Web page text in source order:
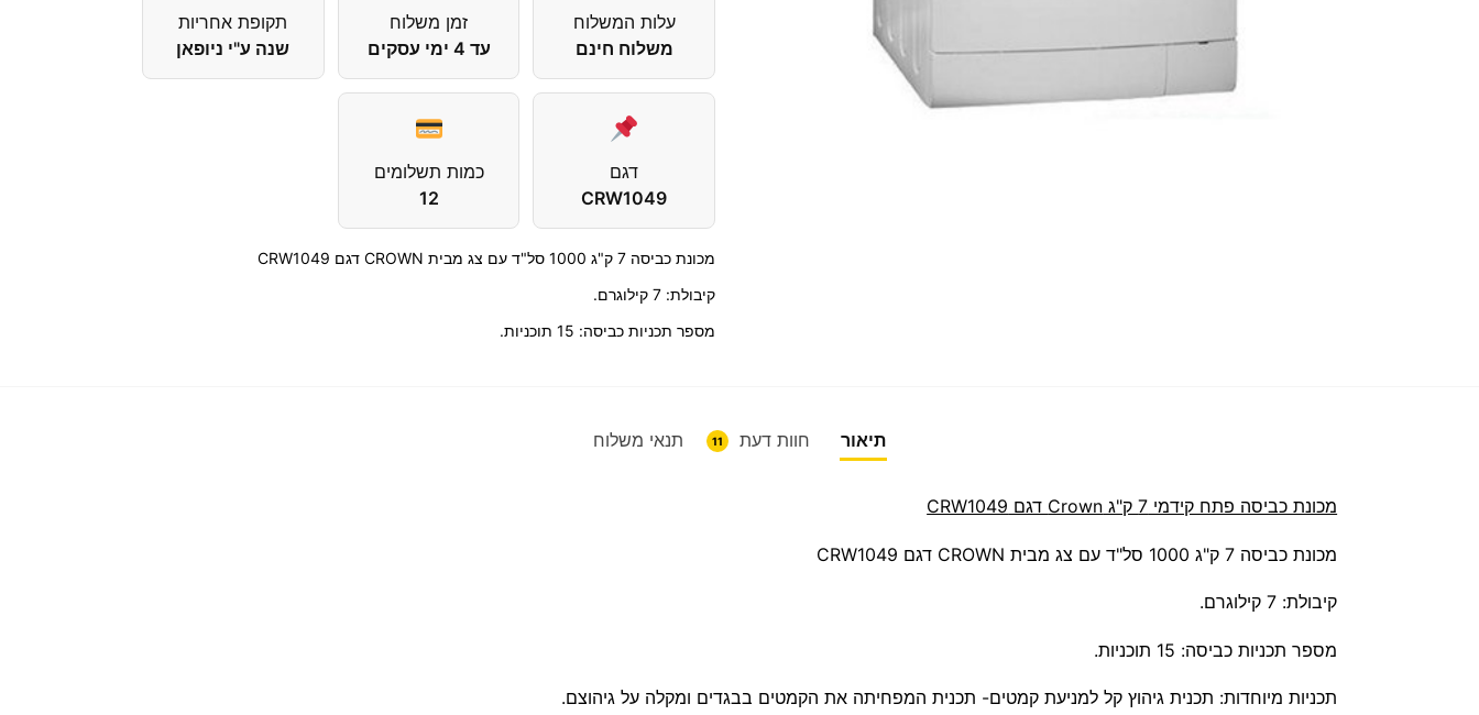
עלות המשלוח
משלוח חינם
זמן משלוח
עד 4 ימי עסקים
תקופת אחריות
שנה ע"י ניופאן
דגם
CRW1049
כמות תשלומים
12
מכונת כביסה 7 ק"ג 1000 סל"ד עם צג מבית CROWN דגם CRW1049
קיבולת: 7 קילוגרם.
מספר תכניות כביסה: 15 תוכניות.
תיאור חוות דעת 11 תנאי משלוח
מכונת כביסה ‏פתח קידמי 7 ‏ק"ג Crown דגם CRW1049
מכונת כביסה 7 ק"ג 1000 סל"ד עם צג מבית CROWN דגם CRW1049
קיבולת: 7 קילוגרם.
מספר תכניות כביסה: 15 תוכניות.
תכניות מיוחדות: תכנית גיהוץ קל למניעת קמטים- תכנית המפחיתה את הקמטים בבגדים ומקלה על גיהוצם.